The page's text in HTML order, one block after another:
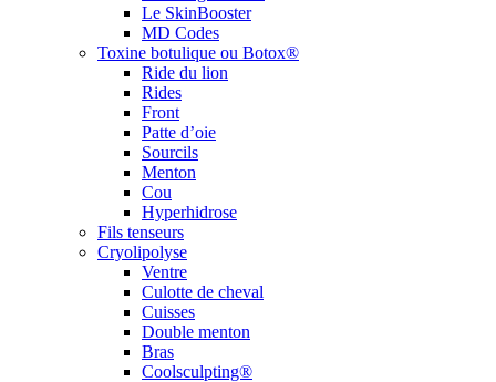
Le SkinBooster
MD Codes
Toxine botulique ou Botox®
Ride du lion
Rides
Front
Patte d’oie
Sourcils
Menton
Cou
Hyperhidrose
Fils tenseurs
Cryolipolyse
Ventre
Culotte de cheval
Cuisses
Double menton
Bras
Coolsculpting®